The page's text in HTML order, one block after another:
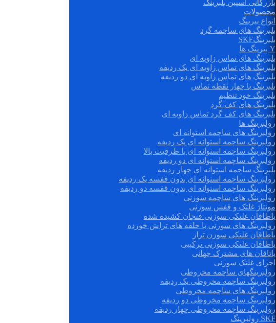
بازرگانی اسپین بلبرینگ
محصولات
انواع بیرینگ
بلبرینگ های ساچمه گرد
بلبرینگSKF
Y بیرینگ ها
بلبرینگ های تماس زاویه ای
بلبرینگ های تماس زاویه ای یک ردیفه
بلبرینگ های تماس زاویه ای دو ردیفه
بلبرینگ با چهار نقطه تماس
بلبرینگ خود تنظیم
بلبرینگ های کف گرد
بلبرینگ های کف گرد تماس زاویه ای
رولبرینگ ها
رولبرینگ های ساچمه استوانه ای
رولبرینگ ساچمه استوانه ای یک ردیفه
رولبرینگ ساچمه استوانه ای با ظرفیت بالا
رولبرینگ ساچمه استوانه ای دو ردیفه
بلبرینگ ساچمه استوانه ای چهار ردیفه
رولبرینگ ساچمه استوانه ای بدون قفسه یک ردیفه
رولبرینگ ساچمه استوانه ای بدون قفسه دو ردیفه
رولبرینگ های ساچمه سوزنی
مونتاژ غلتک و قفس سوزنی
یاطاقان غلتکی سوزنی فنجان کشیده شده
رولبرینگ های سوزنی با حلقه های تراش خورده
یاطاقان غلتکی سوزن تراز
یاطاقان غلتکی سوزنی ترکیبی
یاتاقان های مشترک جهانی
اجزای غلتک سوزنی
رولبرینگهای ساچمه مخروطی
رولبرینگ ساچمه مخروطی یک ردیفه
رولبرینگ های ساچمه مخروطی
رولبرینگ ساچمه مخروطی دو ردیفه
رولبرینگ ساچمه مخروطی چهار ردیفه
SKF رولبرینگ